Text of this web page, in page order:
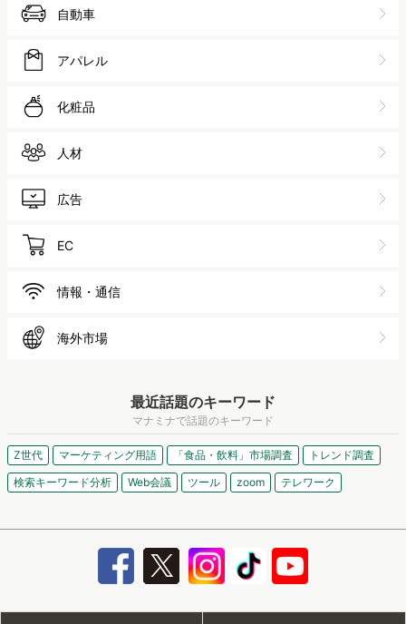
自動車
アパレル
化粧品
人材
広告
EC
情報・通信
海外市場
最近話題のキーワード
マナミナで話題のキーワード
Z世代 マーケティング用語 「食品・飲料」市場調査
トレンド調査
検索キーワード分析
Web会議 ツール zoom テレワーク